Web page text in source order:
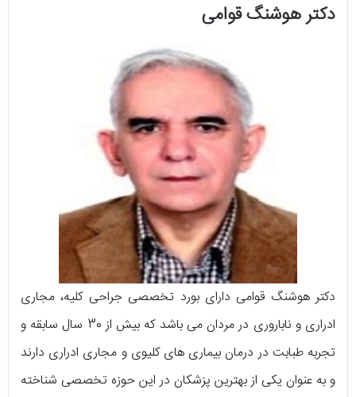
دکتر هوشنگ قوامی
دکتر هوشنگ قوامی دارای بورد تخصصی جراحی کلیه، مجاری
ادراری و ناباروری در مردان می باشد که بیش از 30 سال سابقه و
تجربه طبابت در درمان بیماری های کلیوی و مجاری ادراری دارند
و به عنوان یکی از بهترین پزشکان در این حوزه تخصصی شناخته